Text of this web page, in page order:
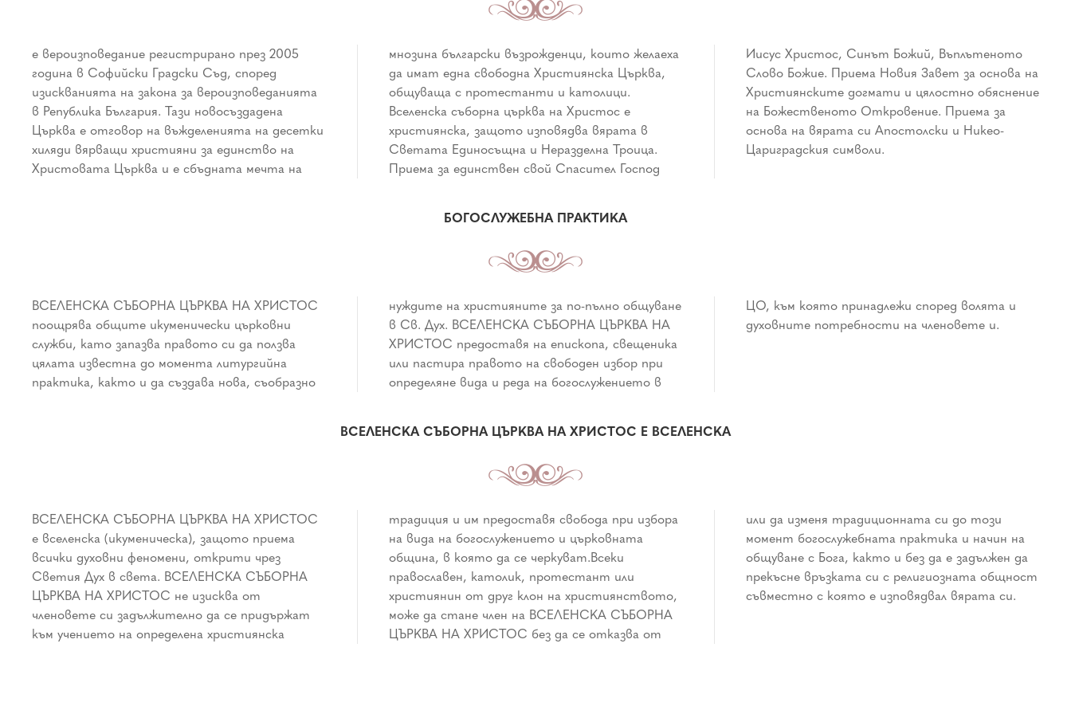
е вероизповедание регистрирано през 2005
година в Софийски Градски Съд, според
изискванията на закона за вероизповеданията
в Република България. Тази новосъздадена
Църква е отговор на въжделенията на десетки
хиляди вярващи християни за единство на
Христовата Църква и е сбъдната мечта на
мнозина български възрожденци, които желаеха
да имат една свободна Християнска Църква,
общуваща с протестанти и католици.
Вселенска съборна църква на Христос е
християнска, защото изповядва вярата в
Светата Единосъщна и Неразделна Троица.
Приема за единствен свой Спасител Господ
Иисус Христос, Синът Божий, Въплътеното
Слово Божие. Приема Новия Завет за основа на
Християнските догмати и цялостно обяснение
на Божественото Откровение. Приема за
основа на вярата си Апостолски и Никео-
Цариградския символи.
БОГОСЛУЖЕБНА ПРАКТИКА
ВСЕЛЕНСКА СЪБОРНА ЦЪРКВА НА ХРИСТОС
поощрява общите икуменически църковни
служби, като запазва правото си да ползва
цялата известна до момента литургийна
практика, както и да създава нова, съобразно
нуждите на християните за по-пълно общуване
в Св. Дух. ВСЕЛЕНСКА СЪБОРНА ЦЪРКВА НА
ХРИСТОС предоставя на епископа, свещеника
или пастира правото на свободен избор при
определяне вида и реда на богослужението в
ЦО, към която принадлежи според волята и
духовните потребности на членовете и.
ВСЕЛЕНСКА СЪБОРНА ЦЪРКВА НА ХРИСТОС Е ВСЕЛЕНСКА
ВСЕЛЕНСКА СЪБОРНА ЦЪРКВА НА ХРИСТОС
е вселенска (икуменическа), защото приема
всички духовни феномени, открити чрез
Светия Дух в света. ВСЕЛЕНСКА СЪБОРНА
ЦЪРКВА НА ХРИСТОС не изисква от
членовете си задължително да се придържат
към учението на определена християнска
традиция и им предоставя свобода при избора
на вида на богослужението и църковната
община, в която да се черкуват.Всеки
православен, католик, протестант или
християнин от друг клон на християнството,
може да стане член на ВСЕЛЕНСКА СЪБОРНА
ЦЪРКВА НА ХРИСТОС без да се отказва от
или да изменя традиционната си до този
момент богослужебната практика и начин на
общуване с Бога, както и без да е задължен да
прекъсне връзката си с религиозната общност
съвместно с която е изповядвал вярата си.